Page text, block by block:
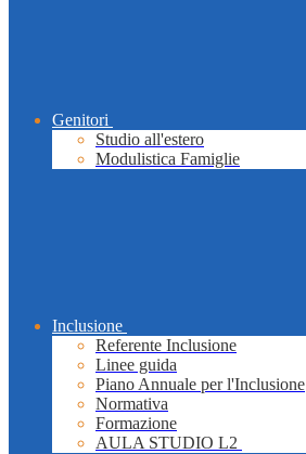
Genitori
Studio all'estero
Modulistica Famiglie
Inclusione
Referente Inclusione
Linee guida
Piano Annuale per l'Inclusione
Normativa
Formazione
AULA STUDIO L2